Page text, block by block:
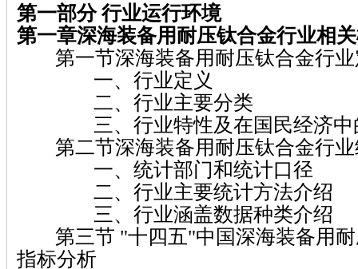
第一部分 行业运行环境
第一章深海装备用耐压钛合金行业相
第一节深海装备用耐压钛合金行业
一、行业定义
二、行业主要分类
三、行业特性及在国民经济中
第二节深海装备用耐压钛合金行业
一、统计部门和统计口径
二、行业主要统计方法介绍
三、行业涵盖数据种类介绍
第三节 "十四五"中国深海装备用耐
指标分析